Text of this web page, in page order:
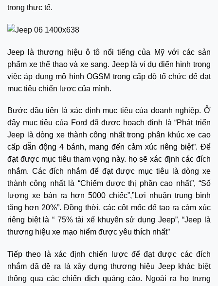
trong thực tế.
Jeep là thương hiệu ô tô nổi tiếng của Mỹ với các sản
phẩm xe thể thao và xe sang. Jeep là ví dụ điển hình trong
việc áp dụng mô hình OGSM trong cấp độ tổ chức để đạt
mục tiêu chiến lược của mình.
Bước đầu tiên là xác định mục tiêu của doanh nghiệp. Ở
đây mục tiêu của Ford đã được hoạch định là “Phát triển
Jeep là dòng xe thành công nhất trong phân khúc xe cao
cấp dẫn động 4 bánh, mang đến cảm xúc riêng biệt”. Để
đạt được mục tiêu tham vọng này. họ sẽ xác định các đích
nhắm. Các đích nhắm để đạt được mục tiêu là dòng xe
thành công nhất là “Chiếm được thị phần cao nhất”, “Số
lượng xe bán ra hơn 5000 chiếc”,”Lợi nhuận trung bình
tăng hơn 20%”. Đồng thời, các cột mốc để tạo ra cảm xúc
riêng biệt là “ 75% tài xế khuyên sử dụng Jeep”, “Jeep là
thương hiệu xe mạo hiểm được yêu thích nhất”
Tiếp theo là xác định chiến lược để đạt được các đích
nhắm đã đề ra là xây dựng thương hiệu Jeep khác biệt
thông qua các chiến dịch quảng cáo. Ngoài ra họ trưng